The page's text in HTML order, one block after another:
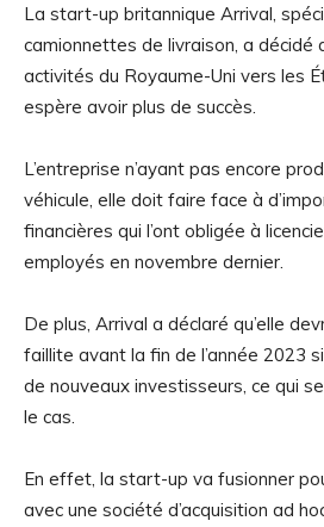
La start-up britannique Arrival,
camionnettes de livraison, a décidé
activités du Royaume-Uni vers les
espère avoir plus de succès.
L’entreprise n’ayant pas encore
véhicule, elle doit faire face à
financières qui l’ont obligée à
employés en novembre dernier.
De plus, Arrival a déclaré qu’elle
faillite avant la fin de l’année 2023
de nouveaux investisseurs, ce qui
le cas.
En effet, la start-up va fusionner
avec une société d’acquisition ad